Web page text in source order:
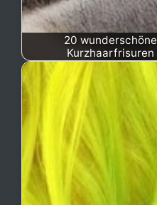
20 wunderschöne
Kurzhaarfrisuren